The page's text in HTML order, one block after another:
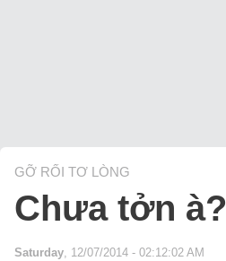
GỠ RỐI TƠ LÒNG
Chưa tởn à?
Saturday, 12/07/2014 - 02:12:02 AM